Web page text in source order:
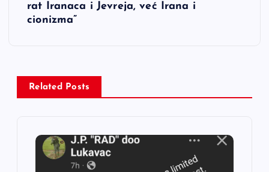
rat Iranaca i Jevreja, već Irana i
cionizma”
Related Posts